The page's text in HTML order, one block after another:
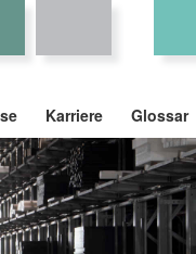
Karriere Glossar